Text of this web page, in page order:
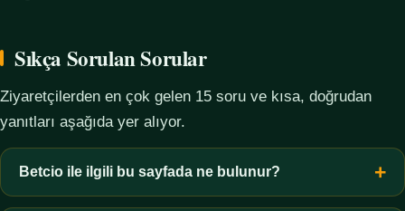
Sıkça Sorulan Sorular
Ziyaretçilerden en çok gelen 15 soru ve kısa, doğrudan
yanıtları aşağıda yer alıyor.
Betcio ile ilgili bu sayfada ne bulunur?
Bu sayfada yalnızca kavramsal bilgi, terim açıklamaları, veri